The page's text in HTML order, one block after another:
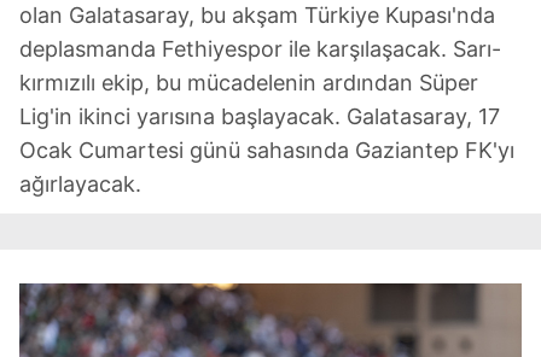
olan Galatasaray, bu akşam Türkiye Kupası'nda
deplasmanda Fethiyespor ile karşılaşacak. Sarı-
kırmızılı ekip, bu mücadelenin ardından Süper
Lig'in ikinci yarısına başlayacak. Galatasaray, 17
Ocak Cumartesi günü sahasında Gaziantep FK'yı
ağırlayacak.